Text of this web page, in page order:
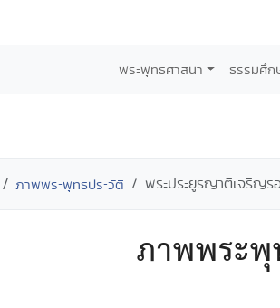
พระพุทธศาสนา ธรรมศึก
ภาพพระพุทธประวัติ พระประยูรญาติเจริญร
ภาพพระ